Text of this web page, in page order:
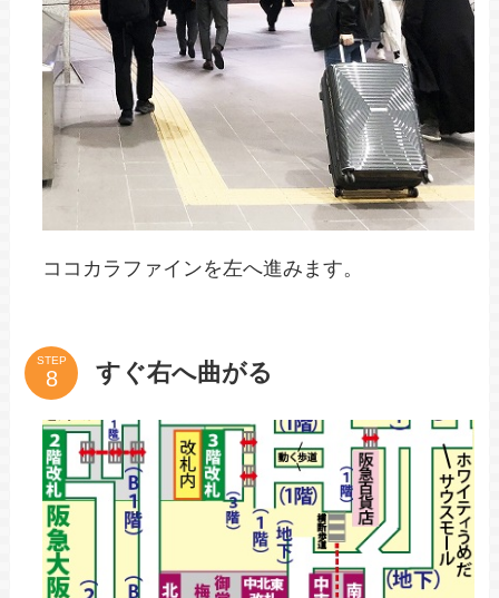
突き当たりにココカラファインがあります。